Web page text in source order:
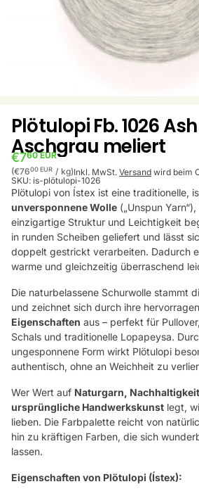
Plötulopi Fb. 1026
Aschgrau meliert
€760 EUR
Stückpreis
(€7600 EUR / pro
kg)Inkl. MwSt. Versand wird beim
SKU: is-plötulopi-1026
Plötulopi von Ístex ist eine traditionelle,
unversponnene Wolle („Unspun
einzigartige Struktur und Leichtigkeit
in runden Scheiben geliefert und lässt
doppelt gestrickt verarbeiten. Dadurch
warme und gleichzeitig überraschend
Die naturbelassene Schurwolle stammt
und zeichnet sich durch ihre
Eigenschaften aus – perfekt für
Schals und traditionelle Lopapeysa.
ungesponnene Form wirkt Plötulopi
authentisch, ohne an Weichheit zu
Wer Wert auf Naturgarn,
ursprüngliche Handwerkskunst legt,
lieben. Die Farbpalette reicht von
hin zu kräftigen Farben, die sich
lassen.
Eigenschaften von Plötulopi (Ístex):